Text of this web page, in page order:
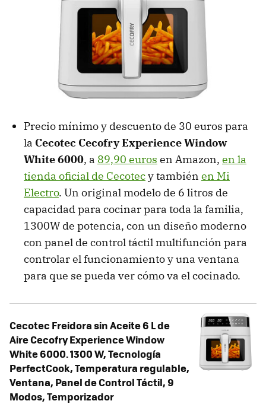
Precio mínimo y descuento de 30 euros para
la Cecotec Cecofry Experience Window
White 6000, a 89,90 euros en Amazon, en la
tienda oficial de Cecotecy también en Mi
Electro. Un original modelo de 6 litros de
capacidad para cocinar para toda la familia,
1300W de potencia, con un diseño moderno
con panel de control táctil multifunción para
controlar el funcionamiento y una ventana
para que se pueda ver cómo va el cocinado.
Cecotec Freidora sin Aceite 6 L de
Aire Cecofry Experience Window
White 6000. 1300 W, Tecnología
PerfectCook, Temperatura regulable,
Ventana, Panel de Control Táctil, 9
Modos, Temporizador